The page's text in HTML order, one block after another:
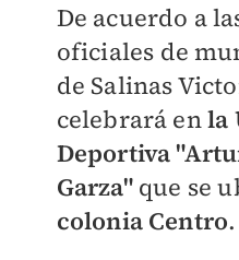
De acuerdo a
oficiales de
de Salinas
celebrará enla
Deportiva
Garza"que se
colonia Centro.